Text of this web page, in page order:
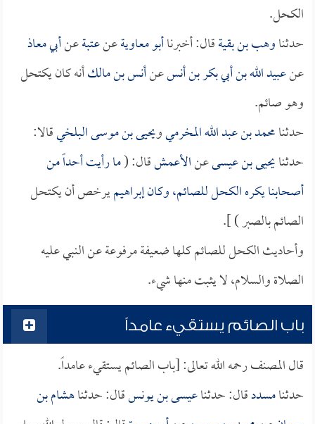
الكحل.
حدثناوهب بن بقيةقال: أخبرناأبو معاويةعنعتبةعنأبي معاذ
عنعبيد الله بن أبي بكر بن أنسعنأنس بن مالكأنه كان يكتحل
وهو صائم.
حدثنامحمد بن عبد الله المخرميويحيى بن موسى البلخيقالا:
حدثنايحيى بن عيسىعنالأعمشقال: (ما رأيت أحداً من
أصحابنا يكره الكحل للصائم، وكانإبراهيميرخص أن يكتحل
الصائم بالصبر ) ].
وأحاديث الكحل للصائم كلها ضعيفة مرفوعة عن النبي عليه
الصلاة والسلام، لا يثبت منها شيء.
باب الصائم يستقيء عامداً
قال المصنف رحمه الله تعالى: [باب الصائم يستقيء عامداً.
حدثنامسددقال: حدثناعيسى بن يونسقال: حدثناهشام بن